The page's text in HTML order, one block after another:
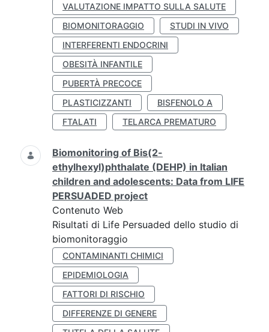
VALUTAZIONE IMPATTO SULLA SALUTE
BIOMONITORAGGIO
STUDI IN VIVO
INTERFERENTI ENDOCRINI
OBESITÀ INFANTILE
PUBERTÀ PRECOCE
PLASTICIZZANTI
BISFENOLO A
FTALATI
TELARCA PREMATURO
Biomonitoring of Bis(2-
ethylhexyl)phthalate (DEHP) in Italian
children and adolescents: Data from LIFE
PERSUADED project
Contenuto Web
Risultati di Life Persuaded dello studio di
biomonitoraggio
CONTAMINANTI CHIMICI
EPIDEMIOLOGIA
FATTORI DI RISCHIO
DIFFERENZE DI GENERE